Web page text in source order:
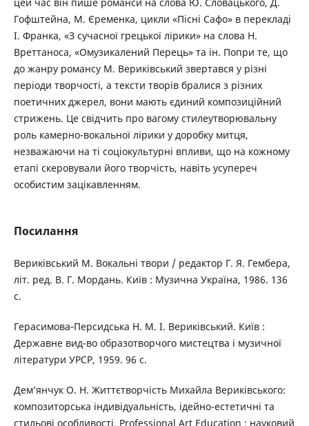
Гофштейна, М. Єременка, цикли «Пісні Сафо» в перекладі
І. Франка, «З сучасної грецької лірики» на слова Н.
Вреттаноса, «Омузикалений Перець» та ін. Попри те, що
до жанру романсу М. Вериківський звертався у різні
періоди творчості, а тексти творів бралися з різних
поетичних джерел, вони мають єдиний композиційний
стрижень. Це свідчить про вагому стилеутворювальну
роль камерно-вокальної лірики у доробку митця,
незважаючи на ті соціокультурні впливи, що на кожному
етапі скеровували його творчість, навіть усупереч
особистим зацікавленням.
Посилання
Вериківський М. Вокальні твори / редактор Г. Я. Гембера,
літ. ред. В. Г. Мордань. Київ : Музична Україна, 1986. 136
с.
Герасимова‑Персидська Н. М. І. Вериківський. Київ :
Державне вид-во образотворчого мистецтва і музичної
літератури УРСР, 1959. 96 с.
Дем’янчук О. Н. Життєтворчість Михайла Вериківського:
композиторська індивідуальність, ідейно-естетичні та
стильові особливості. Professional Art Education : науковий